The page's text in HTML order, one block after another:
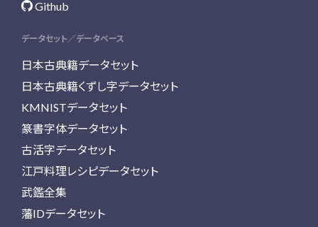
Github
データセット／データベース
日本古典籍データセット
日本古典籍くずし字データセット
KMNISTデータセット
篆書字体データセット
古活字データセット
江戸料理レシピデータセット
武鑑全集
藩IDデータセット